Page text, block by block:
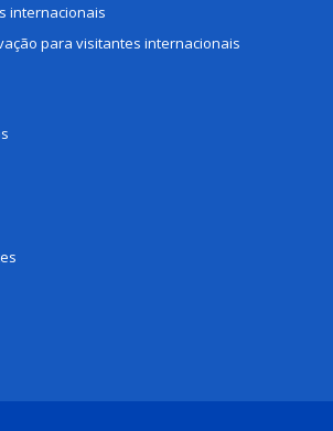
internacionais
para visitantes internacionais